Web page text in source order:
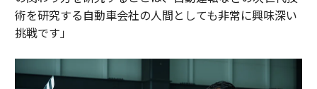
術を研究する自動車会社の人間としても非常に興味深い
挑戦です」